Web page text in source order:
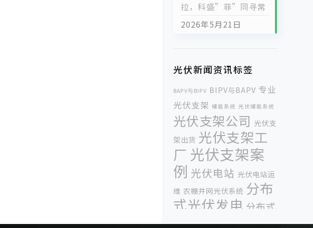
拉，科盛”菲”同寻常
2026年5月21日
光伏新闻资讯标签
BAPV与BIPV BIPV与BAPV 专业
光伏支架 储能系统 光伏储能系统
光伏支架公司 光伏支
架出货 光伏支架工
厂 光伏支架案
例 光伏电站 光伏电站运
维 农棚并网光伏系统 分布
式光伏发电 分布式
光伏发电系统 单竖排平单轴